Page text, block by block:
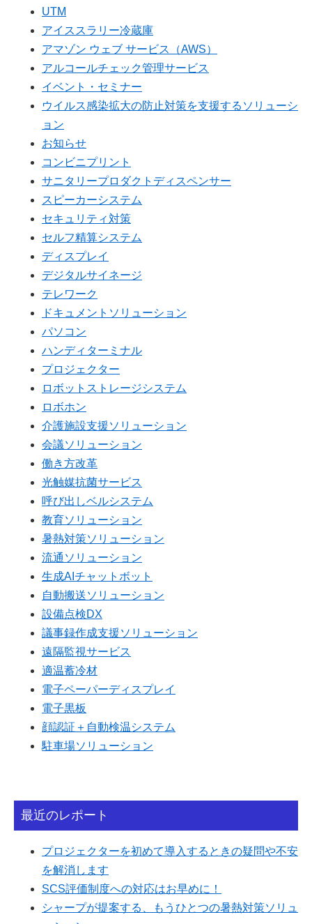
UTM
アイススラリー冷蔵庫
アマゾン ウェブ サービス（AWS）
アルコールチェック管理サービス
イベント・セミナー
ウイルス感染拡大の防止対策を支援するソリューシ
ョン
お知らせ
コンビニプリント
サニタリープロダクトディスペンサー
スピーカーシステム
セキュリティ対策
セルフ精算システム
ディスプレイ
デジタルサイネージ
テレワーク
ドキュメントソリューション
パソコン
ハンディターミナル
プロジェクター
ロボットストレージシステム
ロボホン
介護施設支援ソリューション
会議ソリューション
働き方改革
光触媒抗菌サービス
呼び出しベルシステム
教育ソリューション
暑熱対策ソリューション
流通ソリューション
生成AIチャットボット
自動搬送ソリューション
設備点検DX
議事録作成支援ソリューション
遠隔監視サービス
適温蓄冷材
電子ペーパーディスプレイ
電子黒板
顔認証＋自動検温システム
駐車場ソリューション
最近のレポート
プロジェクターを初めて導入するときの疑問や不安
を解消します
SCS評価制度への対応はお早めに！
シャープが提案する、もうひとつの暑熱対策ソリュ